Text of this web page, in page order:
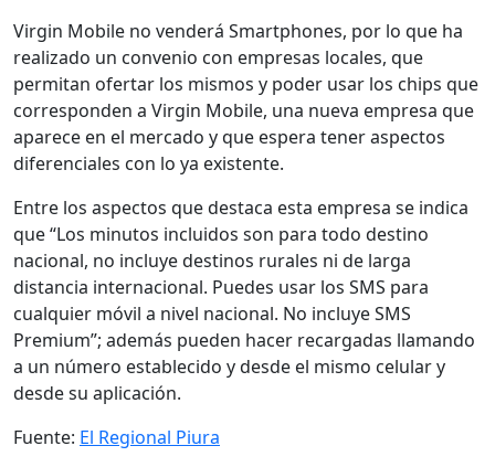
Virgin Mobile no venderá Smartphones, por lo que ha
realizado un convenio con empresas locales, que
permitan ofertar los mismos y poder usar los chips que
corresponden a Virgin Mobile, una nueva empresa que
aparece en el mercado y que espera tener aspectos
diferenciales con lo ya existente.
Entre los aspectos que destaca esta empresa se indica
que “Los minutos incluidos son para todo destino
nacional, no incluye destinos rurales ni de larga
distancia internacional. Puedes usar los SMS para
cualquier móvil a nivel nacional. No incluye SMS
Premium”; además pueden hacer recargadas llamando
a un número establecido y desde el mismo celular y
desde su aplicación.
Fuente: El Regional Piura